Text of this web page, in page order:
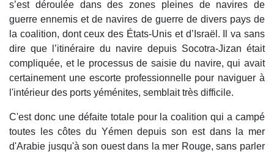
s’est déroulée dans des zones pleines de navires de
guerre ennemis et de navires de guerre de divers pays de
la coalition, dont ceux des États-Unis et d’Israël. Il va sans
dire que l’itinéraire du navire depuis Socotra-Jizan était
compliquée, et le processus de saisie du navire, qui avait
certainement une escorte professionnelle pour naviguer à
l'intérieur des ports yéménites, semblait très difficile.
C'est donc une défaite totale pour la coalition qui a campé
toutes les côtes du Yémen depuis son est dans la mer
d'Arabie jusqu'à son ouest dans la mer Rouge, sans parler